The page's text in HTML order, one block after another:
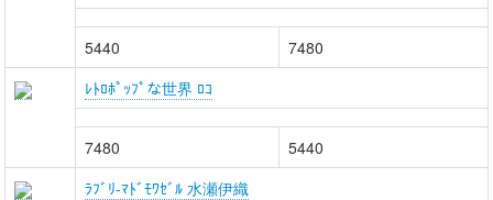
5440
7480
ﾚﾄﾛﾎﾟｯﾌﾟな世界 ﾛｺ
7480
5440
ﾗﾌﾞﾘ-ﾏﾄﾞﾓﾜｾﾞﾙ 水瀬伊織